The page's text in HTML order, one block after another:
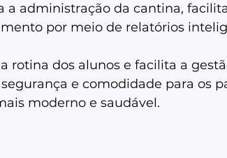
administração da cantina,
por meio de relatórios
rotina dos alunos e facilita a
e comodidade para os
moderno e saudável.